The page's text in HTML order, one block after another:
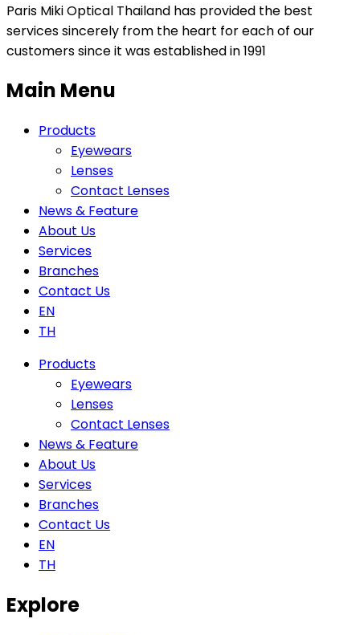
Paris Miki Optical Thailand has provided the best
services sincerely from the heart for each of our
customers since it was established in 1991
Main Menu
Products
Eyewears
Lenses
Contact Lenses
News & Feature
About Us
Services
Branches
Contact Us
EN
TH
Products
Eyewears
Lenses
Contact Lenses
News & Feature
About Us
Services
Branches
Contact Us
EN
TH
Explore